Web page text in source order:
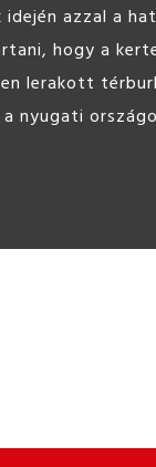
barkács célokra.